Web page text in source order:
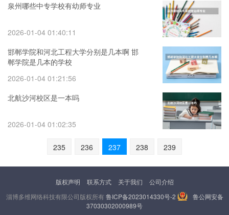
泉州哪些中专学校有幼师专业
2026-01-04 01:40:11
邯郸学院和河北工程大学分别是几本啊 邯
郸学院是几本的学校
2026-01-04 01:21:56
北航沙河校区是一本吗
2026-01-04 01:02:35
235 236 237 238 239
版权声明 联系方式 关于我们
公司介绍
淄博多维网络科技有限公司版权所有鲁ICP备2023014330号-2
鲁公网安备
37030302000989号